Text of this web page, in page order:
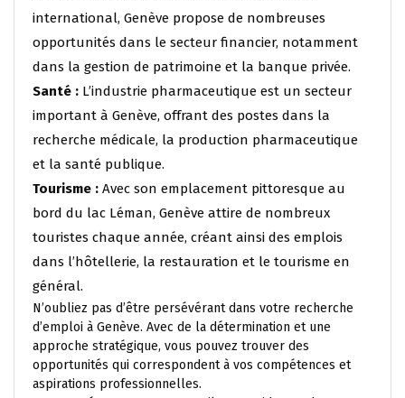
international, Genève propose de nombreuses
opportunités dans le secteur financier, notamment
dans la gestion de patrimoine et la banque privée.
Santé : L’industrie pharmaceutique est un secteur
important à Genève, offrant des postes dans la
recherche médicale, la production pharmaceutique
et la santé publique.
Tourisme : Avec son emplacement pittoresque au
bord du lac Léman, Genève attire de nombreux
touristes chaque année, créant ainsi des emplois
dans l’hôtellerie, la restauration et le tourisme en
général.
N’oubliez pas d’être persévérant dans votre recherche
d’emploi à Genève. Avec de la détermination et une
approche stratégique, vous pouvez trouver des
opportunités qui correspondent à vos compétences et
aspirations professionnelles.